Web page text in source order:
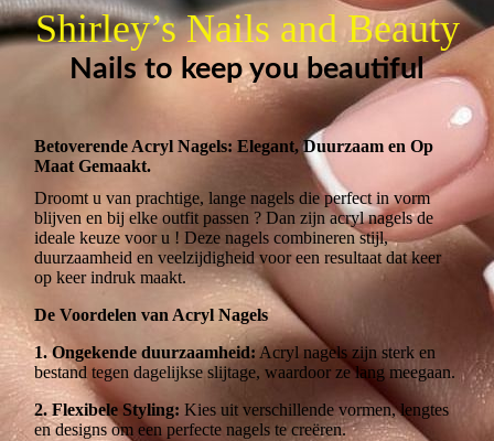
Shirley’s Nails and Beauty
Nails to keep you beautiful
Betoverende Acryl Nagels: Elegant, Duurzaam en Op
Maat Gemaakt.
Droomt u van prachtige, lange nagels die perfect in vorm
blijven en bij elke outfit passen ? Dan zijn acryl nagels de
ideale keuze voor u ! Deze nagels combineren stijl,
duurzaamheid en veelzijdigheid voor een resultaat dat keer
op keer indruk maakt.
De Voordelen van Acryl Nagels
1. Ongekende duurzaamheid: Acryl nagels zijn sterk en
bestand tegen dagelijkse slijtage, waardoor ze lang meegaan.
2. Flexibele Styling:Kies uit verschillende vormen, lengtes
en designs om een perfecte nagels te creëren.